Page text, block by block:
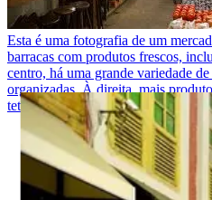
Esta é uma fotografia de um
barracas com produtos frescos,
centro, há uma grande variedade
organizadas. À direita, mais
teto está decorado com lâmpadas